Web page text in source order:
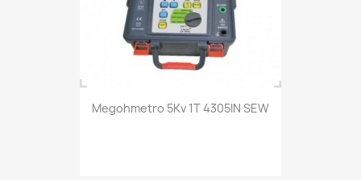
Megohmetro 5Kv 1T 4305IN SEW